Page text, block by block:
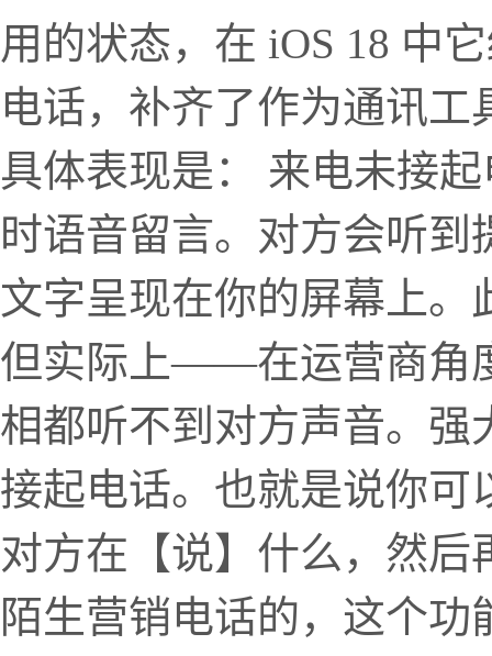
用的状态，在 iOS 18 中
电话，补齐了作为通讯
具体表现是： 来电未接
时语音留言。对方会听
文字呈现在你的屏幕上
但实际上——在运营商角
相都听不到对方声音。强
接起电话。也就是说你可
对方在【说】什么，然
陌生营销电话的，这个